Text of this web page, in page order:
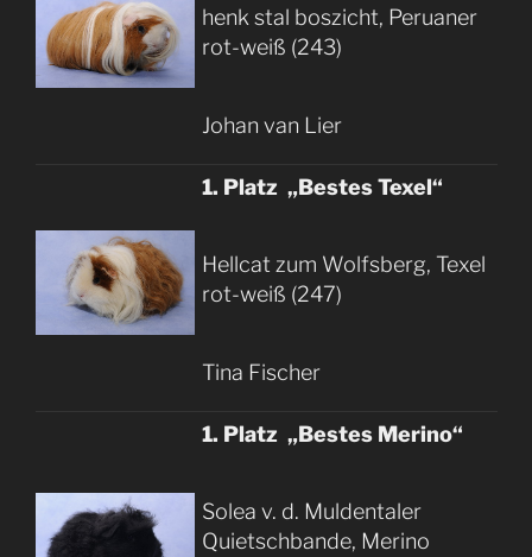
henk stal boszicht, Peruaner
rot-weiß (243)
Johan van Lier
1. Platz „Bestes Texel“
Hellcat zum Wolfsberg, Texel
rot-weiß (247)
Tina Fischer
1. Platz „Bestes Merino“
Solea v. d. Muldentaler
Quietschbande, Merino